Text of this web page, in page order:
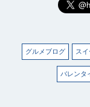
グルメブログ スイ
バレンタ